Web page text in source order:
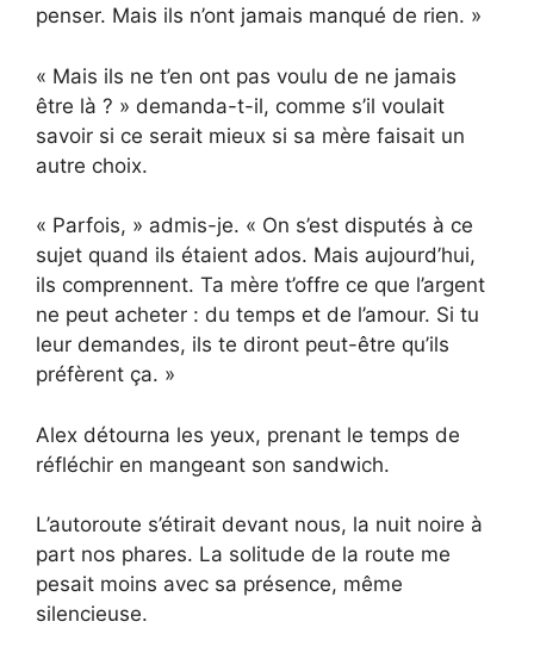
penser. Mais ils n’ont jamais manqué de rien. »
« Mais ils ne t’en ont pas voulu de ne jamais
être là ? » demanda-t-il, comme s’il voulait
savoir si ce serait mieux si sa mère faisait un
autre choix.
« Parfois, » admis-je. « On s’est disputés à ce
sujet quand ils étaient ados. Mais aujourd’hui,
ils comprennent. Ta mère t’offre ce que l’argent
ne peut acheter : du temps et de l’amour. Si tu
leur demandes, ils te diront peut-être qu’ils
préfèrent ça. »
Alex détourna les yeux, prenant le temps de
réfléchir en mangeant son sandwich.
L’autoroute s’étirait devant nous, la nuit noire à
part nos phares. La solitude de la route me
pesait moins avec sa présence, même
silencieuse.